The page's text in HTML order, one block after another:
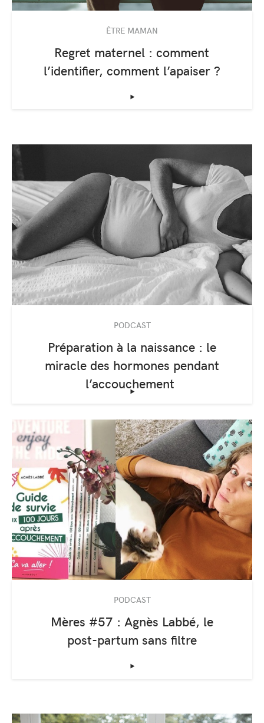
ÊTRE MAMAN
Regret maternel : comment
l’identifier, comment l’apaiser ?
‣
PODCAST
Préparation à la naissance : le
miracle des hormones pendant
l’accouchement
‣
PODCAST
Mères #57 : Agnès Labbé, le
post-partum sans filtre
‣